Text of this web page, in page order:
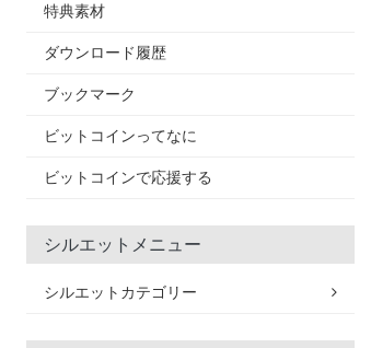
特典素材
ダウンロード履歴
ブックマーク
ビットコインってなに
ビットコインで応援する
シルエットメニュー
シルエットカテゴリー